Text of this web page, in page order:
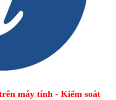
máy tính - Kiểm soát